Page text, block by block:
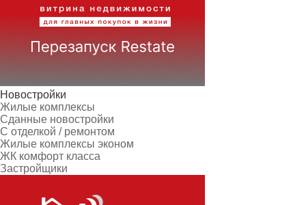
Новостройки
Жилые комплексы
Сданные новостройки
С отделкой / ремонтом
Жилые комплексы эконом
ЖК комфорт класса
Застройщики